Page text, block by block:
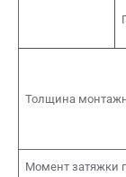
Толщина
Момент затяжки